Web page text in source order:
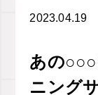
2023.04.19
あの
ニング